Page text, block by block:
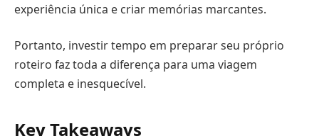
experiência única e criar memórias marcantes.
Portanto, investir tempo em preparar seu próprio
roteiro faz toda a diferença para uma viagem
completa e inesquecível.
Key Takeaways